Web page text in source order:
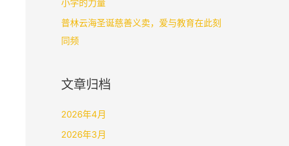
小学的力量
普林云海圣诞慈善义卖，爱与教育在此刻
同频
文章归档
2026年4月
2026年3月